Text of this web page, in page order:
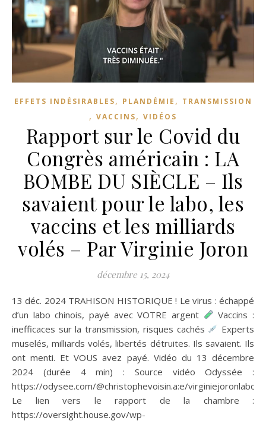
EFFETS INDÉSIRABLES, PLANDÉMIE , TRANSMISSION
, VACCINS, VIDÉOS
Rapport sur le Covid du
Congrès américain : LA
BOMBE DU SIÈCLE – Ils
savaient pour le labo, les
vaccins et les milliards
volés – Par Virginie Joron
décembre 15, 2024
13 déc. 2024 TRAHISON HISTORIQUE ! Le virus : échappé
d’un labo chinois, payé avec VOTRE argent
Vaccins :
inefficaces sur la transmission, risques cachés
Experts
muselés, milliards volés, libertés détruites. Ils savaient. Ils
ont menti. Et VOUS avez payé. Vidéo du 13 décembre
2024 (durée 4 min) : Source vidéo Odyssée :
https://odysee.com/@christophevoisin.a:e/
Le lien vers le rapport de la chambre :
https://oversight.house.gov/wp-